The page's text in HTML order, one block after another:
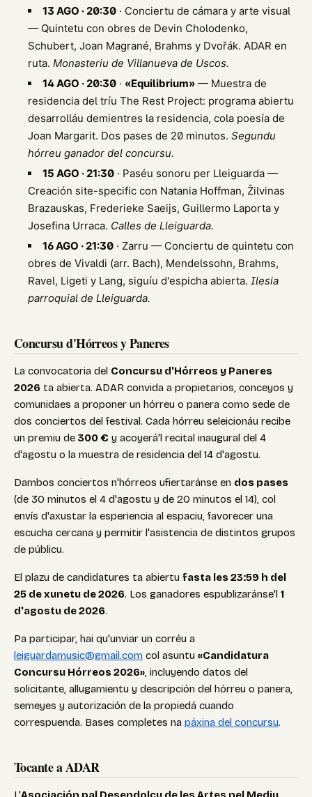
13 AGO · 20:30 · Conciertu de cámara y arte visual
— Quintetu con obres de Devin Cholodenko,
Schubert, Joan Magrané, Brahms y Dvořák. ADAR en
ruta. Monasteriu de Villanueva de Uscos.
14 AGO · 20:30 · «Equilibrium» — Muestra de
residencia del tríu The Rest Project: programa abiertu
desarrolláu demientres la residencia, cola poesía de
Joan Margarit. Dos pases de 20 minutos. Segundu
hórreu ganador del concursu.
15 AGO · 21:30 · Paséu sonoru per Lleiguarda —
Creación site-specific con Natania Hoffman, Žilvinas
Brazauskas, Frederieke Saeijs, Guillermo Laporta y
Josefina Urraca. Calles de Lleiguarda.
16 AGO · 21:30 · Zarru — Conciertu de quintetu con
obres de Vivaldi (arr. Bach), Mendelssohn, Brahms,
Ravel, Ligeti y Lang, siguíu d'espicha abierta. Ilesia
parroquial de Lleiguarda.
Concursu d'Hórreos y Paneres
La convocatoria del Concursu d'Hórreos y Paneres
2026 ta abierta. ADAR convida a propietarios, conceyos y
comunidaes a proponer un hórreu o panera como sede de
dos conciertos del festival. Cada hórreu seleicionáu recibe
un premiu de 300 € y acoyerá'l recital inaugural del 4
d'agostu o la muestra de residencia del 14 d'agostu.
Dambos conciertos n'hórreos ufiertaránse en dos pases
(de 30 minutos el 4 d'agostu y de 20 minutos el 14), col
envís d'axustar la esperiencia al espaciu, favorecer una
escucha cercana y permitir l'asistencia de distintos grupos
de públicu.
El plazu de candidatures ta abiertu fasta les 23:59 h del
25 de xunetu de 2026. Los ganadores espublizaránse'l 1
d'agostu de 2026.
Pa participar, hai qu'unviar un corréu a
leiguardamusic@gmail.com col asuntu «Candidatura
Concursu Hórreos 2026», incluyendo datos del
solicitante, allugamientu y descripción del hórreu o panera,
semeyes y autorización de la propiedá cuando
correspuenda. Bases completes na páxina del concursu.
Tocante a ADAR